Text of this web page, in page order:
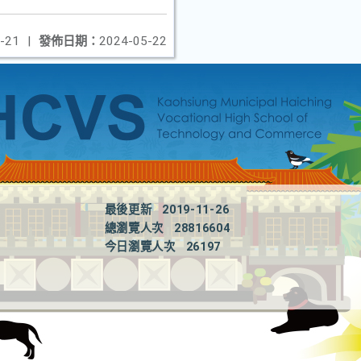
發佈日期： 2024-05-22
21 |
最後更新
2019-11-26
總瀏覽人次
28816604
今日瀏覽人次
26197